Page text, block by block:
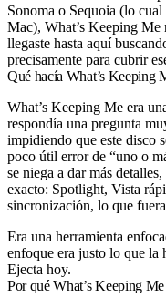
Sonoma o Sequoia (lo
Mac), What’s Keeping Me
llegaste hasta aquí
precisamente para cubrir
Qué hacía What’s Keeping
What’s Keeping Me era
respondía una pregunta
impidiendo que este disco
poco útil error de “uno o
se niega a dar más
exacto: Spotlight, Vista
sincronización, lo que
Era una herramienta
enfoque era justo lo que la
Ejecta hoy.
Por qué What’s Keeping